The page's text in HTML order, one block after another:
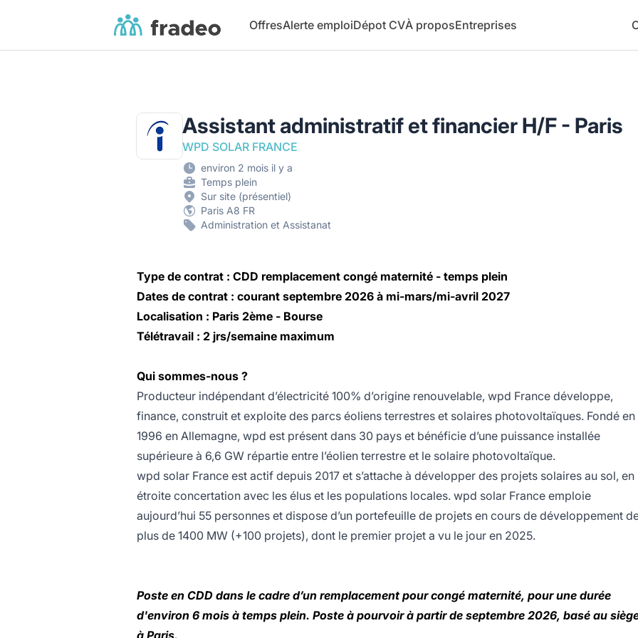
Fradeo OffresAlerte emploiDépot CVÀ proposEntreprises
Assistant administratif et financier H/F - Paris
WPD SOLAR FRANCE
environ 2 mois il y a
Temps plein
Sur site (présentiel)
Paris A8 FR
Administration et Assistanat
Type de contrat : CDD remplacement congé maternité - temps plein
Dates de contrat : courant septembre 2026 à mi-mars/mi-avril 2027
Localisation : Paris 2ème - Bourse
Télétravail : 2 jrs/semaine maximum
Qui sommes-nous ?
Producteur indépendant d’électricité 100% d’origine renouvelable, wpd France développe,
finance, construit et exploite des parcs éoliens terrestres et solaires photovoltaïques. Fondé en
1996 en Allemagne, wpd est présent dans 30 pays et bénéficie d’une puissance installée
supérieure à 6,6 GW répartie entre l’éolien terrestre et le solaire photovoltaïque.
wpd solar France est actif depuis 2017 et s’attache à développer des projets solaires au sol, en
étroite concertation avec les élus et les populations locales. wpd solar France emploie
aujourd’hui 55 personnes et dispose d’un portefeuille de projets en cours de développement
plus de 1400 MW (+100 projets), dont le premier projet a vu le jour en 2025.
Poste en CDD dans le cadre d’un remplacement pour congé maternité, pour une durée
d'environ 6 mois à temps plein. Poste à pourvoir à partir de septembre 2026, basé au
à Paris.